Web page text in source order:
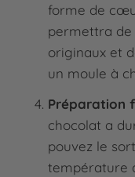
forme de
permettra de
originaux et
un moule à
Préparation
chocolat a
pouvez le
température